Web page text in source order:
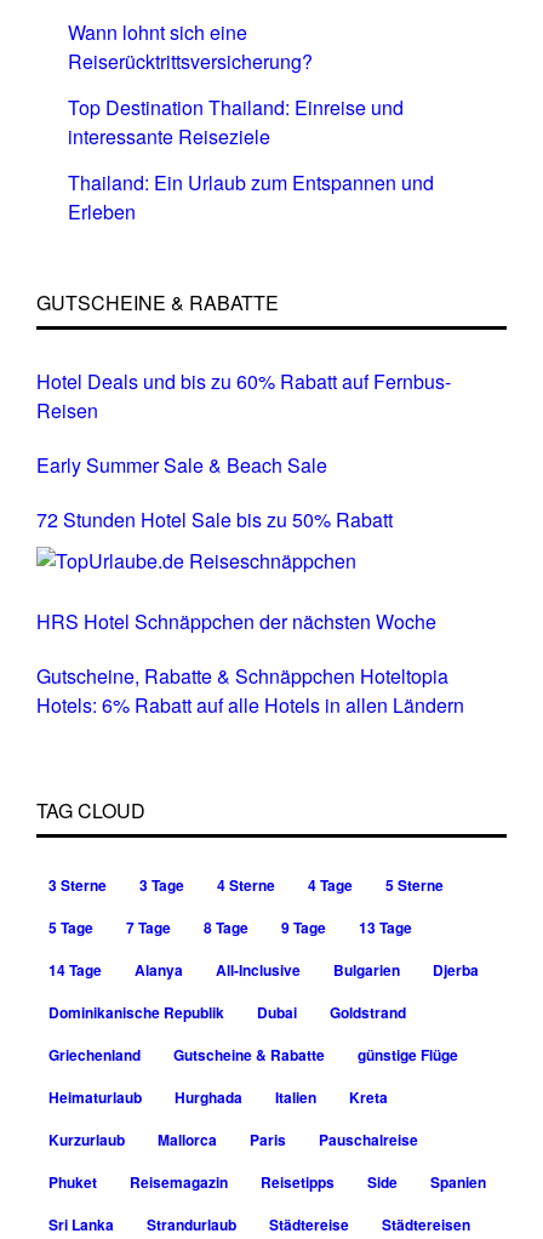
Wann lohnt sich eine
Reiserücktrittsversicherung?
Top Destination Thailand: Einreise und
interessante Reiseziele
Thailand: Ein Urlaub zum Entspannen und
Erleben
GUTSCHEINE & RABATTE
Hotel Deals und bis zu 60% Rabatt auf Fernbus-
Reisen
Early Summer Sale & Beach Sale
72 Stunden Hotel Sale bis zu 50% Rabatt
HRS Hotel Schnäppchen der nächsten Woche
Gutscheine, Rabatte & Schnäppchen Hoteltopia
Hotels: 6% Rabatt auf alle Hotels in allen Ländern
TAG CLOUD
3 Sterne 3 Tage 4 Sterne 4 Tage
5 Sterne
5 Tage
7 Tage 8 Tage 9 Tage
13 Tage
14 Tage
Alanya All-Inclusive Bulgarien
Djerba
Dominikanische Republik
Dubai
Goldstrand
Griechenland
Gutscheine & Rabatte
günstige Flüge
Heimaturlaub
Hurghada Italien
Kreta
Kurzurlaub
Mallorca Paris
Pauschalreise
Phuket
Reisemagazin Reisetipps Side
Spanien
Sri Lanka
Strandurlaub Städtereise
Städtereisen